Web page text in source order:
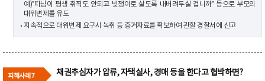
예)”따님이 평생 취직도 안되고 빚쟁이로 살도록 내버려두실 겁니까” 등으로 부모의
대위변제를 유도
지속적으로 대위변제 요구시 녹취 등 증거자료를 확보하여 관할 경찰서에 신고
피해사례 7 채권추심자가 압류, 자택실사, 경매 등을 한다고 협박하면?